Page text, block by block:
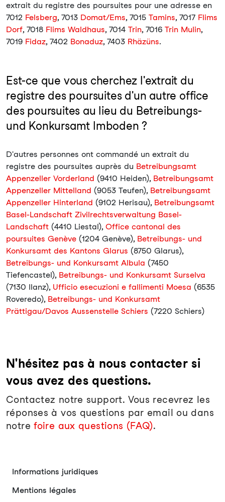
extrait du registre des poursuites pour une adresse en
7012 Felsberg, 7013 Domat/Ems, 7015 Tamins, 7017 Flims
Dorf, 7018 Flims Waldhaus, 7014 Trin, 7016 Trin Mulin,
7019 Fidaz, 7402 Bonaduz, 7403 Rhäzüns.
Est-ce que vous cherchez l'extrait du
registre des poursuites d'un autre office
des poursuites au lieu du Betreibungs-
und Konkursamt Imboden ?
D'autres personnes ont commandé un extrait du
registre des poursuites auprès du Betreibungsamt
Appenzeller Vorderland (9410 Heiden), Betreibungsamt
Appenzeller Mittelland (9053 Teufen), Betreibungsamt
Appenzeller Hinterland (9102 Herisau), Betreibungsamt
Basel-Landschaft Zivilrechtsverwaltung Basel-
Landschaft (4410 Liestal), Office cantonal des
poursuites Genève (1204 Genève), Betreibungs- und
Konkursamt des Kantons Glarus (8750 Glarus),
Betreibungs- und Konkursamt Albula (7450
Tiefencastel), Betreibungs- und Konkursamt Surselva
(7130 Ilanz), Ufficio esecuzioni e fallimenti Moesa (6535
Roveredo), Betreibungs- und Konkursamt
Prättigau/Davos Aussenstelle Schiers (7220 Schiers)
N'hésitez pas à nous contacter si
vous avez des questions.
Contactez notre support. Vous recevrez les
réponses à vos questions par email ou dans
notrefoire aux questions (FAQ).
Informations juridiques
Mentions légales